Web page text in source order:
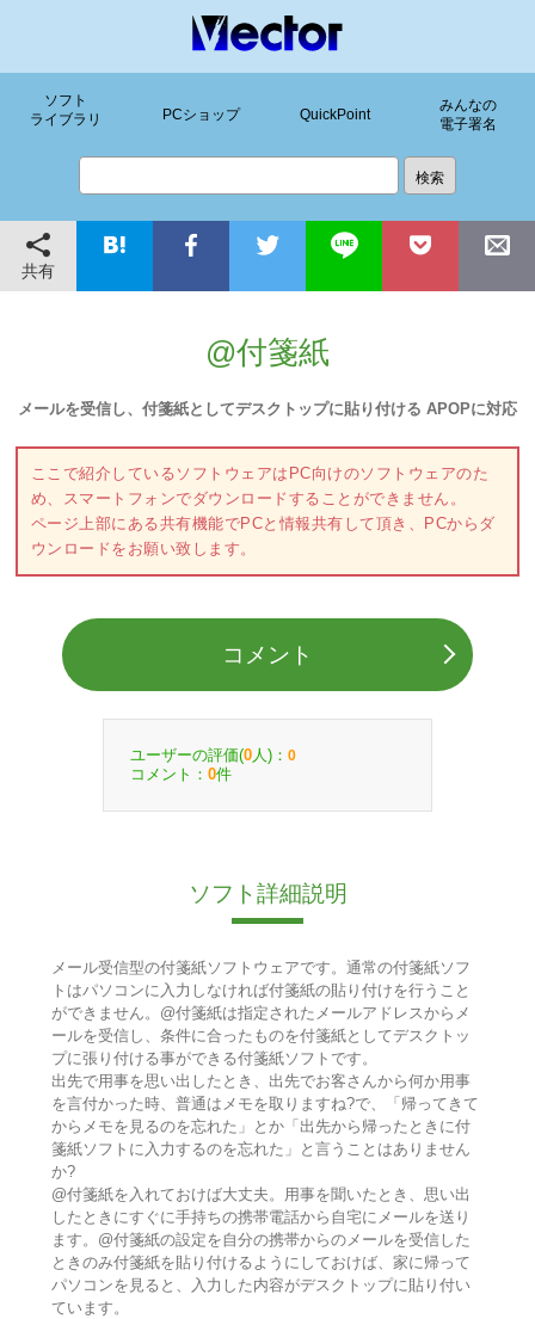
ソフト
ライブラリ
PCショップ QuickPoint
みんなの
電子署名
共有
@付箋紙
メールを受信し、付箋紙としてデスクトップに貼り付ける APOPに対応
ここで紹介しているソフトウェアはPC向けのソフトウェアのた
め、スマートフォンでダウンロードすることができません。
ページ上部にある共有機能でPCと情報共有して頂き、PCからダ
ウンロードをお願い致します。
コメント
ユーザーの評価(0 人)： 0
コメント： 0件
ソフト詳細説明
メール受信型の付箋紙ソフトウェアです。通常の付箋紙ソフ
トはパソコンに入力しなければ付箋紙の貼り付けを行うこと
ができません。@付箋紙は指定されたメールアドレスからメ
ールを受信し、条件に合ったものを付箋紙としてデスクトッ
プに張り付ける事ができる付箋紙ソフトです。
出先で用事を思い出したとき、出先でお客さんから何か用事
を言付かった時、普通はメモを取りますね?で、「帰ってきて
からメモを見るのを忘れた」とか「出先から帰ったときに付
箋紙ソフトに入力するのを忘れた」と言うことはありません
か?
@付箋紙を入れておけば大丈夫。用事を聞いたとき、思い出
したときにすぐに手持ちの携帯電話から自宅にメールを送り
ます。@付箋紙の設定を自分の携帯からのメールを受信した
ときのみ付箋紙を貼り付けるようにしておけば、家に帰って
パソコンを見ると、入力した内容がデスクトップに貼り付い
ています。